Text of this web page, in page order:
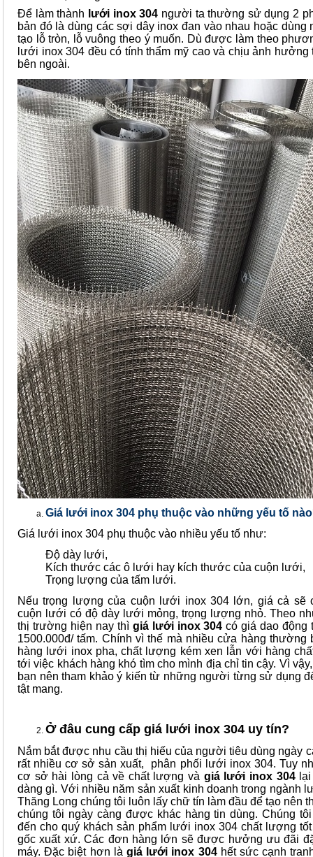
Để làm thành lưới inox 304 người ta thường sử dụng 2
bản đó là dùng các sợi dây inox đan vào nhau hoặc dùng
tạo lỗ tròn, lỗ vuông theo ý muốn. Dù được làm theo
lưới inox 304 đều có tính thẩm mỹ cao và chịu ảnh
bên ngoài.
Giá lưới inox 304 phụ thuộc vào những yếu tố
Giá lưới inox 304 phụ thuộc vào nhiều yếu tố như:
Độ dày lưới,
Kích thước các ô lưới hay kích thước của cuộn lưới,
Trọng lượng của tấm lưới.
Nếu trọng lượng của cuộn lưới inox 304 lớn, giá cả sẽ
cuộn lưới có độ dày lưới mỏng, trọng lượng nhỏ. Theo
thị trường hiện nay thì giá lưới inox 304 có giá dao động
1500.000đ/ tấm. Chính vì thế mà nhiều cửa hàng thường
hàng lưới inox pha, chất lượng kém xen lẫn với hàng
tới việc khách hàng khó tìm cho mình địa chỉ tin cậy. Vì
bạn nên tham khảo ý kiến từ những người từng sử dụng
tật mang.
Ở đâu cung cấp giá lưới inox 304 uy tín?
Nắm bắt được nhu cầu thị hiếu của người tiêu dùng ngày
rất nhiều cơ sở sản xuất, phân phối lưới inox 304. Tuy
cơ sở hài lòng cả về chất lượng và giá lưới inox 304
dàng gì. Với nhiều năm sản xuất kinh doanh trong ngành
Thăng Long chúng tôi luôn lấy chữ tín làm đầu để tạo nên
chúng tôi ngày càng được khác hàng tin dùng. Chúng
đến cho quý khách sản phẩm lưới inox 304 chất lượng
gốc xuất xứ. Các đơn hàng lớn sẽ được hưởng ưu đãi
máy. Đặc biệt hơn là giá lưới inox 304hết sức cạnh